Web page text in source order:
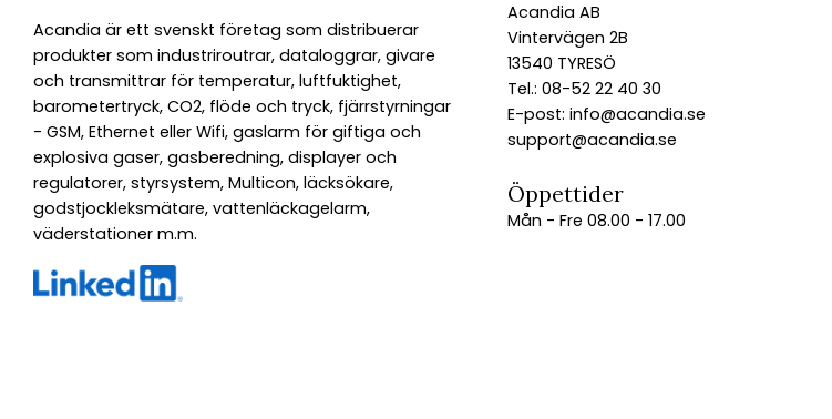
Acandia är ett svenskt företag som distribuerar
produkter som industriroutrar, dataloggrar, givare
och transmittrar för temperatur, luftfuktighet,
barometertryck, CO2, flöde och tryck, fjärrstyrningar
- GSM, Ethernet eller Wifi, gaslarm för giftiga och
explosiva gaser, gasberedning, displayer och
regulatorer, styrsystem, Multicon, läcksökare,
godstjockleksmätare, vattenläckagelarm,
väderstationer m.m.
Acandia AB
Vintervägen 2B
13540 TYRESÖ
Tel.: 08-52 22 40 30
E-post: info@acandia.se
support@acandia.se
Öppettider
Mån - Fre 08.00 - 17.00